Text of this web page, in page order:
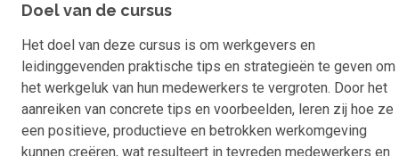
Doel van de cursus
Het doel van deze cursus is om werkgevers en
leidinggevenden praktische tips en strategieën te geven om
het werkgeluk van hun medewerkers te vergroten. Door het
aanreiken van concrete tips en voorbeelden, leren zij hoe ze
een positieve, productieve en betrokken werkomgeving
kunnen creëren, wat resulteert in tevreden medewerkers en